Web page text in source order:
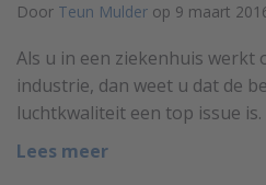
Door Teun Mulder op 9 maart
Als u in een ziekenhuis werkt
industrie, dan weet u dat de
luchtkwaliteit een top issue is.
Lees meer